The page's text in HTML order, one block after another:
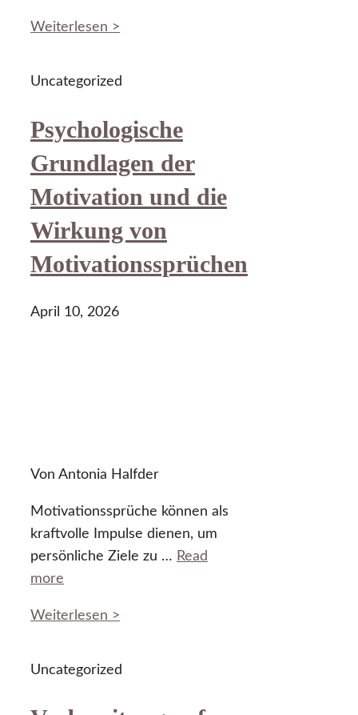
Weiterlesen >
Uncategorized
Psychologische
Grundlagen der
Motivation und die
Wirkung von
Motivationssprüchen
April 10, 2026
Von Antonia Halfder
Motivationssprüche können als
kraftvolle Impulse dienen, um
persönliche Ziele zu … Read
more
Weiterlesen >
Uncategorized